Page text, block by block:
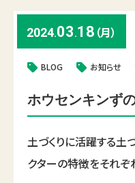
2024.03.18 （月）
BLOG お知らせ
ホウセンキンず
土づくりに活躍する土
クターの特徴をそれぞ